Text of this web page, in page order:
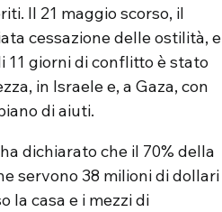
Il 21 maggio scorso, il
cessazione delle ostilità, e
11 giorni di conflitto è stato
in Israele e, a Gaza, con
di aiuti.
dichiarato che il 70% della
servono 38 milioni di dollari
la casa e i mezzi di